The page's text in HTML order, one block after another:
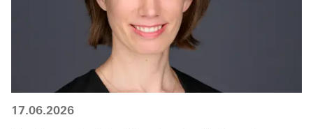
17.06.2026